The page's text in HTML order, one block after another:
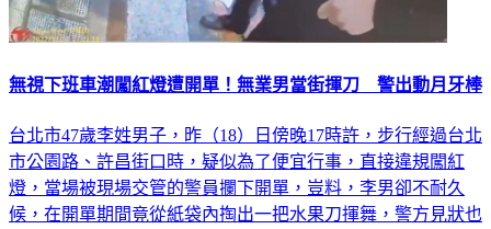
無視下班車潮闖紅燈遭開單！無業男當街揮刀 警出動月牙棒
台北市47歲李姓男子，昨（18）日傍晚17時許，步行經過台北
市公園路、許昌街口時，疑似為了便宜行事，直接違規闖紅
燈，當場被現場交管的警員攔下開單，豈料，李男卻不耐久
候，在開單期間竟從紙袋內掏出一把水果刀揮舞，警方見狀也